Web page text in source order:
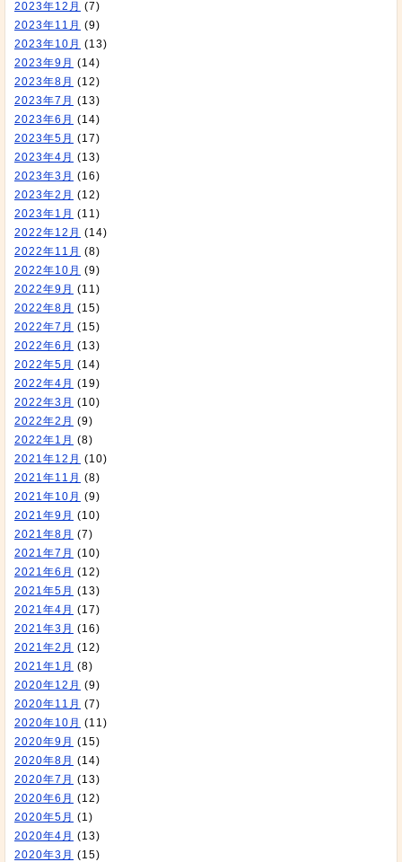
2023年12月 (7)
2023年11月 (9)
2023年10月 (13)
2023年9月 (14)
2023年8月 (12)
2023年7月 (13)
2023年6月 (14)
2023年5月 (17)
2023年4月 (13)
2023年3月 (16)
2023年2月 (12)
2023年1月 (11)
2022年12月 (14)
2022年11月 (8)
2022年10月 (9)
2022年9月 (11)
2022年8月 (15)
2022年7月 (15)
2022年6月 (13)
2022年5月 (14)
2022年4月 (19)
2022年3月 (10)
2022年2月 (9)
2022年1月 (8)
2021年12月 (10)
2021年11月 (8)
2021年10月 (9)
2021年9月 (10)
2021年8月 (7)
2021年7月 (10)
2021年6月 (12)
2021年5月 (13)
2021年4月 (17)
2021年3月 (16)
2021年2月 (12)
2021年1月 (8)
2020年12月 (9)
2020年11月 (7)
2020年10月 (11)
2020年9月 (15)
2020年8月 (14)
2020年7月 (13)
2020年6月 (12)
2020年5月 (1)
2020年4月 (13)
2020年3月 (15)